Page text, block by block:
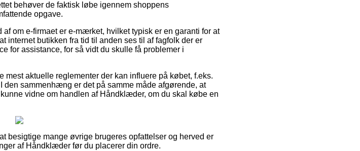
behøver de faktisk løbe igennem shoppens
opgave.
om e-firmaet er e-mærket, hvilket typisk er en garanti for at
internet butikken fra tid til anden ses til af fagfolk der er
for assistance, for så vidt du skulle få problemer i
aktuelle reglementer der kan influere på købet, f.eks.
sammenhæng er det på samme måde afgørende, at
vidne om handlen af Håndklæder, om du skal købe en
besigtige mange øvrige brugeres opfattelser og herved er
af Håndklæder før du placerer din ordre.